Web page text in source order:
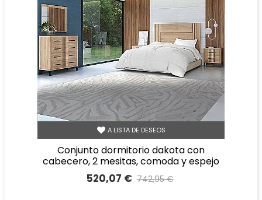
A LISTA DE DESEOS
conjunto dormitorio dakota con
cabecero, 2 mesitas, comoda y espejo
520,07 € 742,95 €